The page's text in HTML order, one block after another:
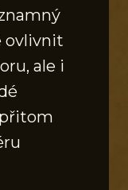
ovlivnit
ale i